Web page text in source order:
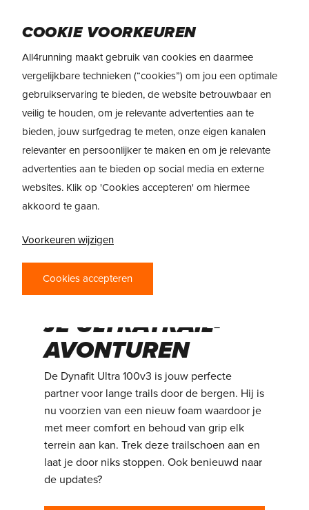
content
REVIEW Dynafit Ultra 100v3
DYNAFIT ULTRA
100V3 – MEER
COMFORT VOOR
JE ULTRATRAIL-
AVONTUREN
De Dynafit Ultra 100v3 is jouw perfecte
partner voor lange trails door de bergen. Hij is
nu voorzien van een nieuw foam waardoor je
met meer comfort en behoud van grip elk
terrein aan kan. Trek deze trailschoen aan en
laat je door niks stoppen. Ook benieuwd naar
de updates?
COOKIE VOORKEUREN
All4running maakt gebruik van cookies en daarmee
vergelijkbare technieken (“cookies”) om jou een optimale
gebruikservaring te bieden, de website betrouwbaar en
veilig te houden, om je relevante advertenties aan te
bieden, jouw surfgedrag te meten, onze eigen kanalen
relevanter en persoonlijker te maken en om je relevante
advertenties aan te bieden op social media en externe
websites. Klik op 'Cookies accepteren' om hiermee
akkoord te gaan.
Voorkeuren wijzigen
Cookies accepteren